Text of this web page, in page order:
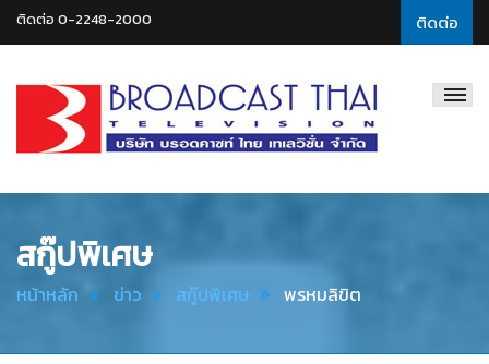
ติดต่อ
ติดต่อ 0-2248-2000
Thai
สกู๊ปพิเศษ
หน้าหลัก ข่าว สกู๊ปพิเศษ พรหมลิขิต